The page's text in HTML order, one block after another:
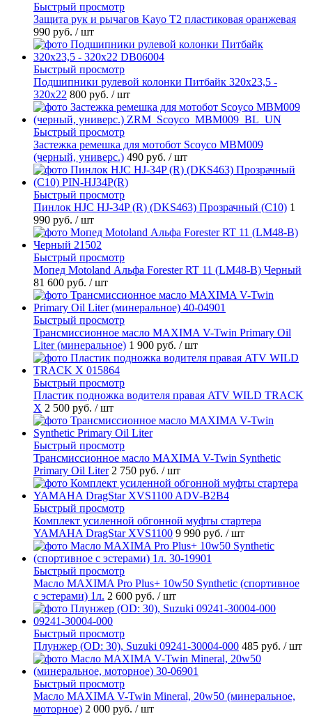
Быстрый просмотр
Защита рук и рычагов Kayo T2 пластиковая оранжевая
990 руб. / шт
Быстрый просмотр
Подшипники рулевой колонки Питбайк 320x23,5 -
320x22 800 руб. / шт
Быстрый просмотр
Застежка ремешка для мотобот Scoyco MBM009
(черный, универс.) 490 руб. / шт
Быстрый просмотр
Пинлок HJC HJ-34P (R) (DKS463) Прозрачный (C10) 1
990 руб. / шт
Быстрый просмотр
Мопед Motoland Альфа Forester RT 11 (LM48-B) Черный
81 600 руб. / шт
Быстрый просмотр
Трансмиссионное масло MAXIMA V-Twin Primary Oil
Liter (минеральное) 1 900 руб. / шт
Быстрый просмотр
Пластик подножка водителя правая ATV WILD TRACK
X 2 500 руб. / шт
Быстрый просмотр
Трансмиссионное масло MAXIMA V-Twin Synthetic
Primary Oil Liter 2 750 руб. / шт
Быстрый просмотр
Комплект усиленной обгонной муфты стартера
YAMAHA DragStar XVS1100 9 990 руб. / шт
Быстрый просмотр
Масло MAXIMA Pro Plus+ 10w50 Synthetic (спортивное
с эстерами) 1л. 2 600 руб. / шт
Быстрый просмотр
Плунжер (OD: 30), Suzuki 09241-30004-000 485 руб. / шт
Быстрый просмотр
Масло MAXIMA V-Twin Mineral, 20w50 (минеральное,
моторное) 2 000 руб. / шт